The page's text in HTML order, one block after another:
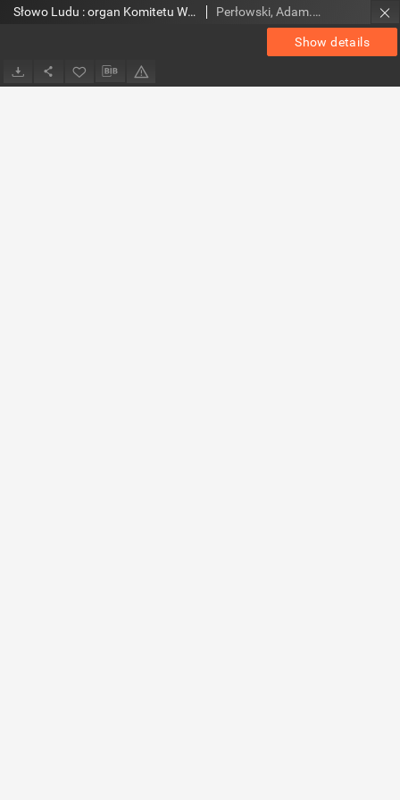
Show details
Słowo Ludu : organ Komitetu Wojewódzkiego Polskiej Zjednoczonej Partii Robotniczej, 1957, R.8, nr 96 Perłowski, Adam. Red.